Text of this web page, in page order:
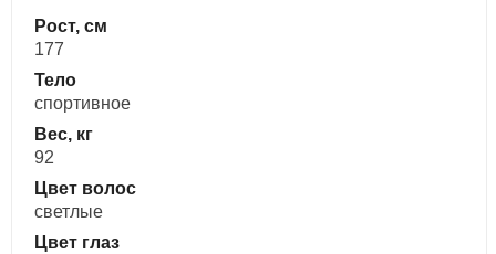
Рост, см
177
Тело
спортивное
Вес, кг
92
Цвет волос
светлые
Цвет глаз